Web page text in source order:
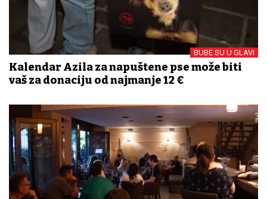
BUBE SU U GLAVI
Kalendar Azila za napuštene pse može biti
vaš za donaciju od najmanje 12 €